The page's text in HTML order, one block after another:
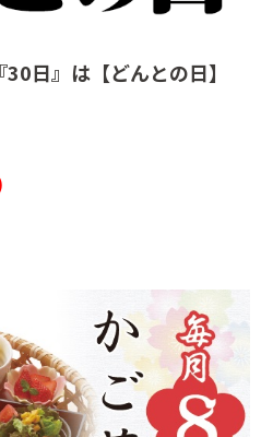
『30日』は 【どんとの日】